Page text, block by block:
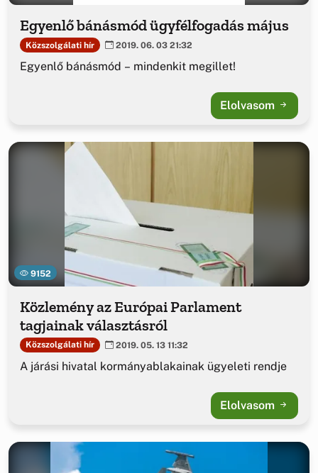
Egyenlő bánásmód ügyfélfogadás május
Közszolgálati hír 2019. 06. 03 21:32
Egyenlő bánásmód – mindenkit megillet!
Elolvasom
9152
Közlemény az Európai Parlament
tagjainak választásról
Közszolgálati hír 2019. 05. 13 11:32
A járási hivatal kormányablakainak ügyeleti rendje
Elolvasom